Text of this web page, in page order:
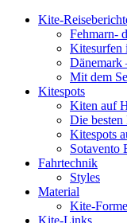
Kite-
Fehmarn-
Kitesurfen
Dänemark
Mit dem
Kitespots
Kiten auf
Die besten
Kitespots
Sotavento
Fahrtechnik
Styles
Material
Kite-
Kite-Links